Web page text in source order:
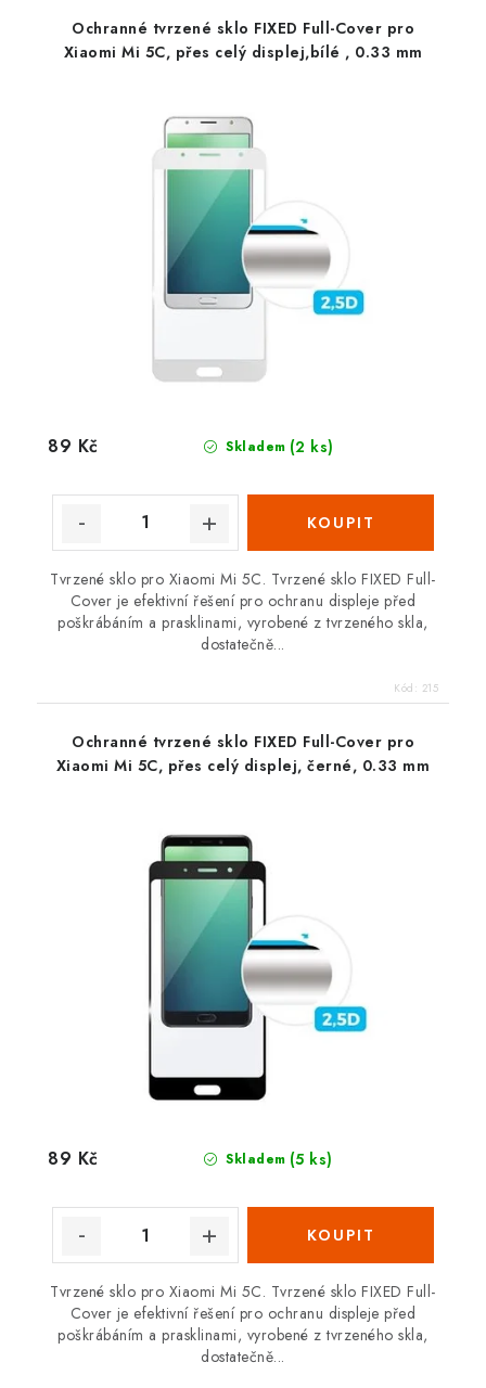
Ochranné tvrzené sklo FIXED Full-Cover pro
Xiaomi Mi 5C, přes celý displej,bílé , 0.33 mm
Skladem (2 ks)
89 Kč
Tvrzené sklo pro Xiaomi Mi 5C. Tvrzené sklo FIXED Full-
Cover je efektivní řešení pro ochranu displeje před
poškrábáním a prasklinami, vyrobené z tvrzeného skla,
dostatečně...
Kód: 215
Ochranné tvrzené sklo FIXED Full-Cover pro
Xiaomi Mi 5C, přes celý displej, černé, 0.33 mm
Skladem (5 ks)
89 Kč
Tvrzené sklo pro Xiaomi Mi 5C. Tvrzené sklo FIXED Full-
Cover je efektivní řešení pro ochranu displeje před
poškrábáním a prasklinami, vyrobené z tvrzeného skla,
dostatečně...